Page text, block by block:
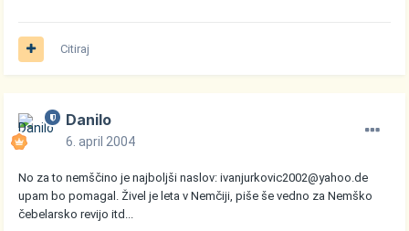
Citiraj
Danilo
6. april 2004
No za to nemščino je najboljši naslov: ivanjurkovic2002@yahoo.de
upam bo pomagal. Živel je leta v Nemčiji, piše še vedno za Nemško
čebelarsko revijo itd...